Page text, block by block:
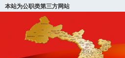
本站为公职类第三方网站